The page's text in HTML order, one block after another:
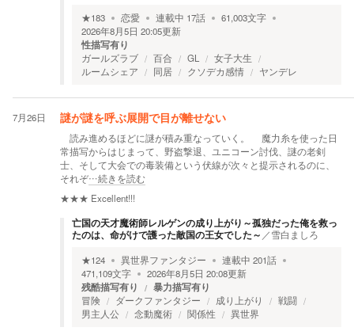
★183 恋愛 連載中 17話 61,003文字
2026年8月5日 20:05更新
性描写有り
ガールズラブ 百合 GL
女子大生
ルームシェア
同居 クソデカ感情 ヤンデレ
7月26日 謎が謎を呼ぶ展開で目が離せない
読み進めるほどに謎が積み重なっていく。 魔力糸を使った日
常描写からはじまって、野盗撃退、ユニコーン討伐、謎の老剣
士、そして大会での毒装備という伏線が次々と提示されるのに、
それぞ…続きを読む
★★★ Excellent!!!
亡国の天才魔術師レルゲンの成り上がり～孤独だった俺を救っ
たのは、命がけで護った敵国の王女でした～ ／雪白ましろ
★124 異世界ファンタジー 連載中 201話
471,109文字 2026年8月5日 20:08更新
残酷描写有り 暴力描写有り
冒険 ダークファンタジー 成り上がり
戦闘
男主人公
念動魔術 関係性 異世界